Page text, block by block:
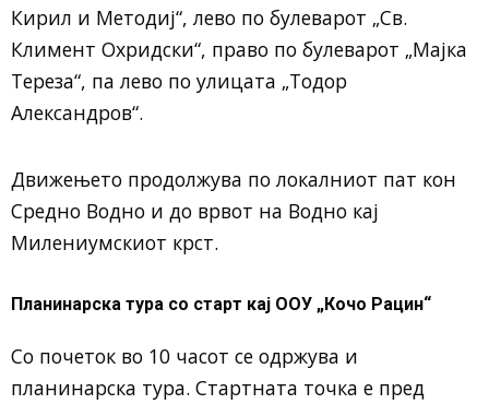
Кирил и Методиј“, лево по булеварот „Св.
Климент Охридски“, право по булеварот „Мајка
Тереза“, па лево по улицата „Тодор
Александров“.
Движењето продолжува по локалниот пат кон
Средно Водно и до врвот на Водно кај
Милениумскиот крст.
Планинарска тура со старт кај ООУ „Кочо Рацин“
Со почеток во 10 часот се одржува и
планинарска тура. Стартната точка е пред